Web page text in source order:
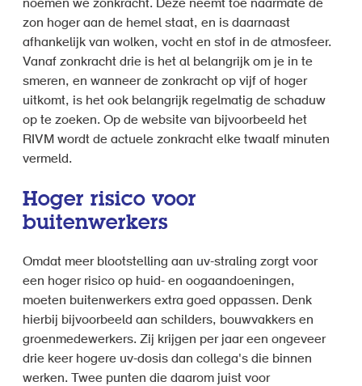
noemen we zonkracht. Deze neemt toe naarmate de
zon hoger aan de hemel staat, en is daarnaast
afhankelijk van wolken, vocht en stof in de atmosfeer.
Vanaf zonkracht drie is het al belangrijk om je in te
smeren, en wanneer de zonkracht op vijf of hoger
uitkomt, is het ook belangrijk regelmatig de schaduw
op te zoeken. Op de website van bijvoorbeeld het
RIVM wordt de actuele zonkracht elke twaalf minuten
vermeld.
Hoger risico voor
buitenwerkers
Omdat meer blootstelling aan uv-straling zorgt voor
een hoger risico op huid- en oogaandoeningen,
moeten buitenwerkers extra goed oppassen. Denk
hierbij bijvoorbeeld aan schilders, bouwvakkers en
groenmedewerkers. Zij krijgen per jaar een ongeveer
drie keer hogere uv-dosis dan collega's die binnen
werken. Twee punten die daarom juist voor